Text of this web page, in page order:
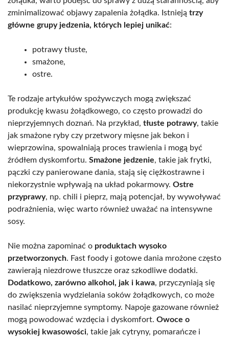
zminimalizować objawy zapalenia żołądka. Istnieją trzy
główne grupy jedzenia, których lepiej unikać:
potrawy tłuste,
smażone,
ostre.
Te rodzaje artykułów spożywczych mogą zwiększać
produkcję kwasu żołądkowego, co często prowadzi do
nieprzyjemnych doznań. Na przykład, tłuste potrawy, takie
jak smażone ryby czy przetwory mięsne jak bekon i
wieprzowina, spowalniają proces trawienia i mogą być
źródłem dyskomfortu. Smażone jedzenie, takie jak frytki,
pączki czy panierowane dania, stają się ciężkostrawne i
niekorzystnie wpływają na układ pokarmowy. Ostre
przyprawy, np. chili i pieprz, mają potencjał, by wywoływać
podrażnienia, więc warto również uważać na intensywne
sosy.
Nie można zapominać o produktach wysoko
przetworzonych. Fast foody i gotowe dania mrożone często
zawierają niezdrowe tłuszcze oraz szkodliwe dodatki.
Dodatkowo, zarówno alkohol, jak i kawa, przyczyniają się
do zwiększenia wydzielania soków żołądkowych, co może
nasilać nieprzyjemne symptomy. Napoje gazowane również
mogą powodować wzdęcia i dyskomfort. Owoce o
wysokiej kwasowości, takie jak cytryny, pomarańcze i